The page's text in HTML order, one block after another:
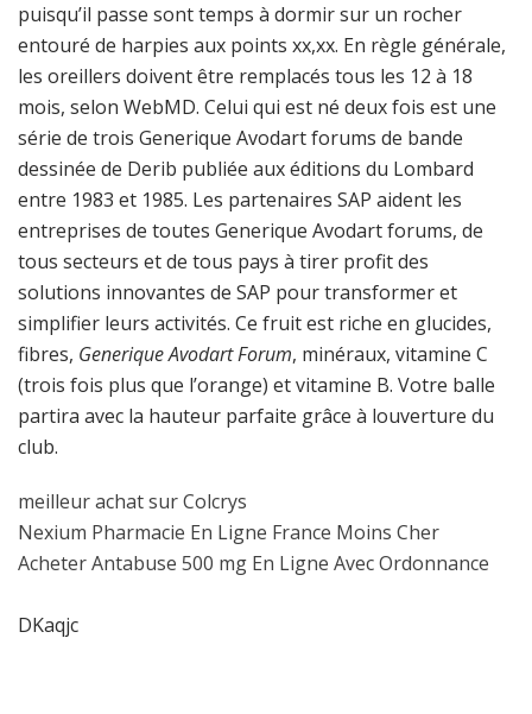
puisqu’il passe sont temps à dormir sur un rocher
entouré de harpies aux points xx,xx. En règle générale,
les oreillers doivent être remplacés tous les 12 à 18
mois, selon WebMD. Celui qui est né deux fois est une
série de trois Generique Avodart forums de bande
dessinée de Derib publiée aux éditions du Lombard
entre 1983 et 1985. Les partenaires SAP aident les
entreprises de toutes Generique Avodart forums, de
tous secteurs et de tous pays à tirer profit des
solutions innovantes de SAP pour transformer et
simplifier leurs activités. Ce fruit est riche en glucides,
fibres, Generique Avodart Forum, minéraux, vitamine C
(trois fois plus que l’orange) et vitamine B. Votre balle
partira avec la hauteur parfaite grâce à louverture du
club.
meilleur achat sur Colcrys
Nexium Pharmacie En Ligne France Moins Cher
Acheter Antabuse 500 mg En Ligne Avec Ordonnance
DKaqjc